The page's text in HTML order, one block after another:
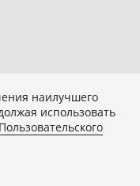
наилучшего
использовать
Пользовательского